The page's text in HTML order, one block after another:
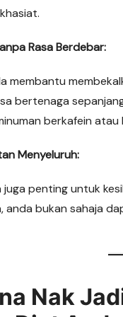
Rasa Berdebar:
membantu
bertenaga
berkafein atau
Menyeluruh:
penting untuk
anda bukan sahaja
Nak